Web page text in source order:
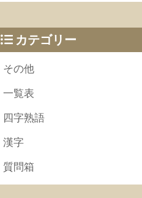
カテゴリー
その他
一覧表
四字熟語
漢字
質問箱